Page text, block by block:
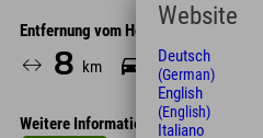
Entfernung vom Hotel
8 km 13 Min.
Weitere Informationen
Website
Deutsch
(German)
English
(English)
Italiano